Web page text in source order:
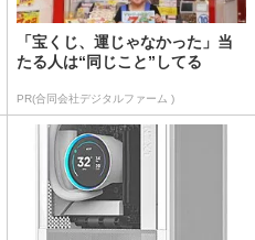
「宝くじ、運じゃなかった」当
たる人は“同じこと”してる
PR(合同会社デジタルファーム )